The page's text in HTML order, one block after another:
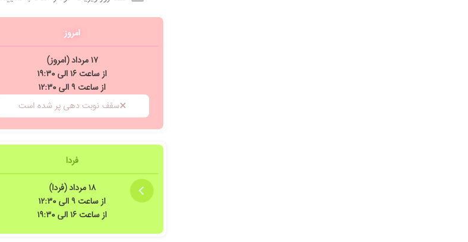
امروز
۱۷ مرداد (امروز)
از ساعت ۱۶ الی ۱۹:۳۰
از ساعت ۹ الی ۱۲:۳۰
سقف نوبت دهی پر شده است
فردا
۱۸ مرداد (فردا)
از ساعت ۹ الی ۱۲:۳۰
از ساعت ۱۶ الی ۱۹:۳۰